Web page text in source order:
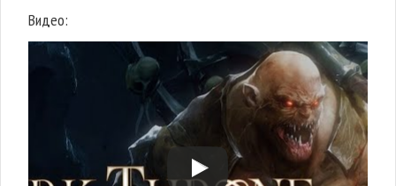
Видео: